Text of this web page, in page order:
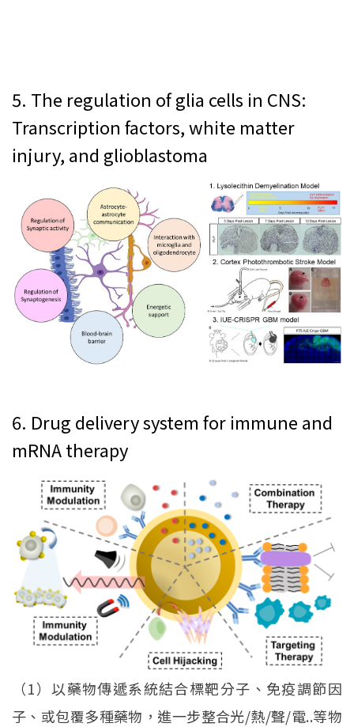
5. The regulation of glia cells in CNS:
Transcription factors, white matter
injury, and glioblastoma
6. Drug delivery system for immune and
mRNA therapy
（1）以藥物傳遞系統結合標靶分子、免疫調節因
子、或包覆多種藥物，進一步整合光/熱/聲/電..等物